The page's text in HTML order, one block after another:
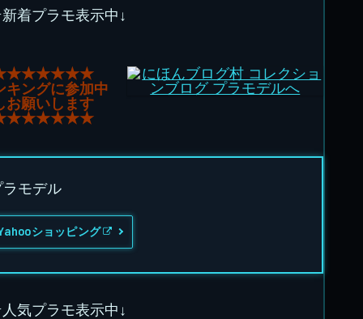
着プラモ表示中↓
キングに参加中
お願いします
モデル
ショッピング
気プラモ表示中↓